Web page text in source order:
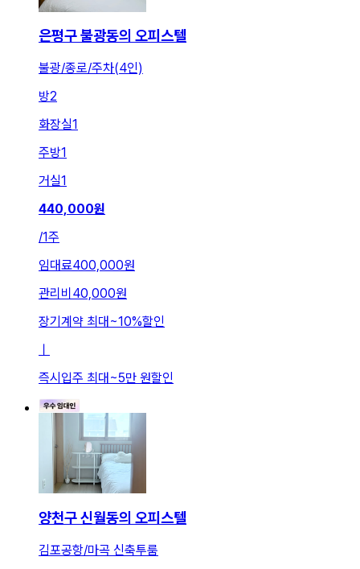
은평구 불광동의 오피스텔
불광/종로/주차(4인)
방2
화장실1
주방1
거실1
440,000원
/1주
임대료400,000원
관리비 40,000원
장기계약 최대 ~10%할인
즉시입주 최대 ~5만 원할인
양천구 신월동의 오피스텔
김포공항/마곡 신축투룸